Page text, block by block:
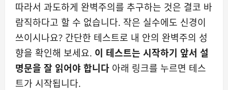
따라서 과도하게 완벽주의를 추구하는 것은 결코 바
람직하다고 할 수 없습니다. 작은 실수에도 신경이
쓰이시나요? 간단한 테스트로 내 안의 완벽주의 성
향을 확인해 보세요. 이 테스트는 시작하기 앞서 설
명문을 잘 읽어야 합니다 아래 링크를 누르면 테스
트가 시작됩니다.